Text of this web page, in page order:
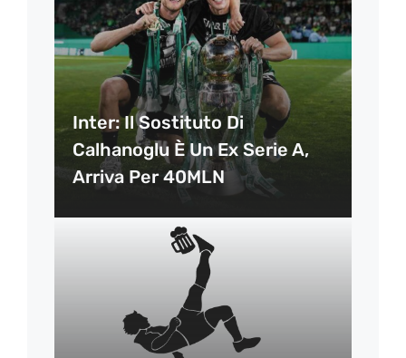
Inter: Il Sostituto Di
Calhanoglu È Un Ex Serie A,
Arriva Per 40MLN